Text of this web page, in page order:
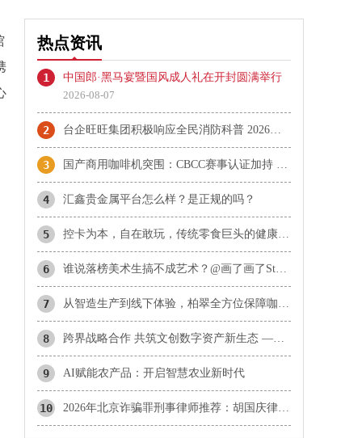
热点资讯
1
中国郎·黑马宴暨国风成人礼在开封圆满举行
2026-08-07
2 台企旺旺集团积极响应全民消防科普 2026年“旺旺杯”消防主题运动会圆满落幕
3 国产商用咖啡机突围：CBCC赛事认证加持 柏翠天工Plus成咖啡机推荐热门
4 汇鑫贵金属平台怎么样？是正规的吗？
5 控卡为本，自在敢玩，传统零食巨头的健康赛道长期主义实践
6 谁说落榜美术生搞不成艺术？@画了画了Stone 带着上百张“神作”，约你北京见！
7 从智造生产到线下体验，柏翠全方位保障咖啡机使用品质
8 ​跨界战略合作 共筑文创数字资产新生态 ——携手探索文化数字化战略落地新范式
9 AI赋能农产品：开启智慧农业新时代
10 2026年北京诈骗罪刑事律师推荐：胡国庆律师合同诈骗与诈骗罪辩护方向分析